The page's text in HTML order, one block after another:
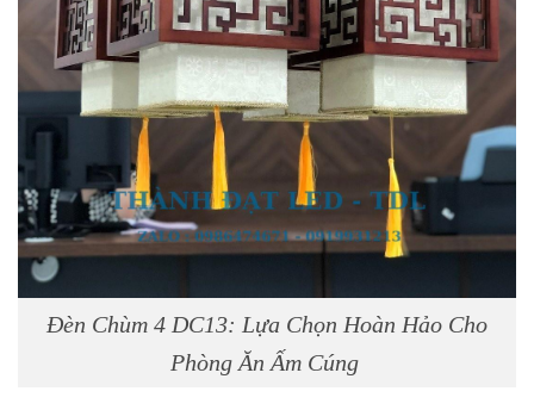
Đèn Chùm 4 DC13: Lựa Chọn Hoàn Hảo Cho
Phòng Ăn Ấm Cúng